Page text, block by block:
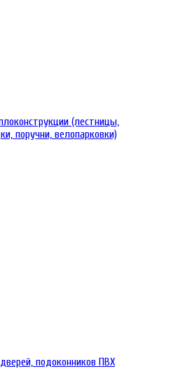
(лестницы,
поручни, велопарковки)
подоконников ПВХ